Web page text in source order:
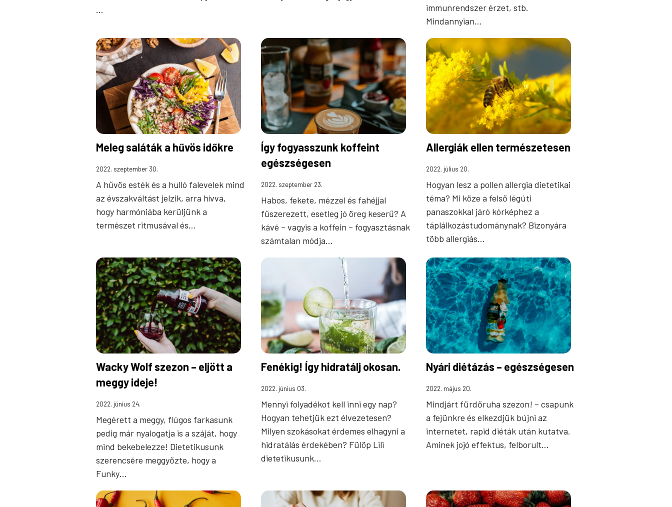
…
immunrendszer érzet, stb.
Mindannyian…
Meleg saláták a hűvös időkre
2022. szeptember 30.
A hűvös esték és a hulló falevelek mind
az évszakváltást jelzik, arra hívva,
hogy harmóniába kerüljünk a
természet ritmusával és…
Így fogyasszunk koffeint
egészségesen
2022. szeptember 23.
Habos, fekete, mézzel és fahéjjal
fűszerezett, esetleg jó öreg keserű? A
kávé – vagyis a koffein – fogyasztásnak
számtalan módja…
Allergiák ellen természetesen
2022. július 20.
Hogyan lesz a pollen allergia dietetikai
téma? Mi köze a felső légúti
panaszokkal járó kórképhez a
táplálkozástudománynak? Bizonyára
több allergiás…
Wacky Wolf szezon – eljött a
meggy ideje!
2022. június 24.
Megérett a meggy, flúgos farkasunk
pedig már nyalogatja is a száját, hogy
mind bekebelezze! Dietetikusunk
szerencsére meggyőzte, hogy a
Funky…
Fenékig! Így hidratálj okosan.
2022. június 03.
Mennyi folyadékot kell inni egy nap?
Hogyan tehetjük ezt élvezetesen?
Milyen szokásokat érdemes elhagyni a
hidratálás érdekében? Fülöp Lili
dietetikusunk…
Nyári diétázás – egészségesen
2022. május 20.
Mindjárt fürdőruha szezon! – csapunk
a fejünkre és elkezdjük bújni az
internetet, rapid diéták után kutatva.
Aminek jojó effektus, felborult…